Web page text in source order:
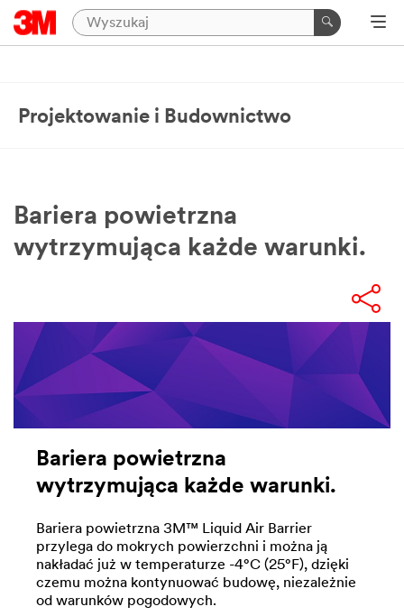
Projektowanie i Budownictwo
Bariera powietrzna
wytrzymująca każde warunki.
Bariera powietrzna
wytrzymująca każde warunki.
Bariera powietrzna 3M™ Liquid Air Barrier
przylega do mokrych powierzchni i można ją
nakładać już w temperaturze -4°C (25°F), dzięki
czemu można kontynuować budowę, niezależnie
od warunków pogodowych.